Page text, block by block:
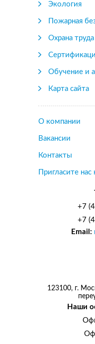
Экология
Пожарная
Охрана труда
Обучение и
Карта сайта
О компании
Вакансии
Контакты
Пригласите нас
+7
+7
Email:
123100, г.
Наши